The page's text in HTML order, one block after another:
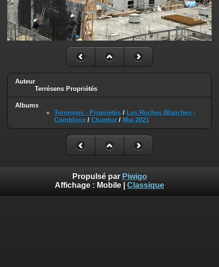
Auteur
Terrésens Propriétés
Albums
Terresens - Propriétés / Les Roches Blanches -
Combloux / Chantier / Mai 2021
Propulsé par Piwigo
Affichage : Mobile Classique